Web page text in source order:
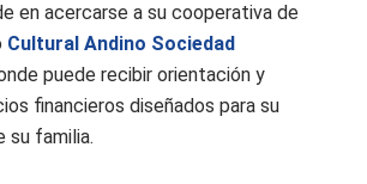
en acercarse a su cooperativa de
Cultural Andino Sociedad
puede recibir orientación y
financieros diseñados para su
su familia.